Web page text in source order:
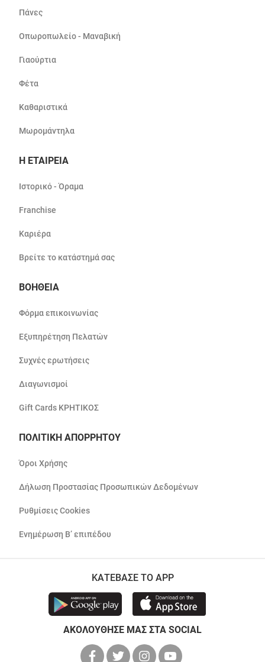
Πάνες
Οπωροπωλείο - Μαναβική
Γιαούρτια
Φέτα
Καθαριστικά
Μωρομάντηλα
Η ΕΤΑΙΡΕΙΑ
Ιστορικό - Όραμα
Franchise
Καριέρα
Βρείτε το κατάστημά σας
ΒΟΗΘΕΙΑ
Φόρμα επικοινωνίας
Εξυπηρέτηση Πελατών
Συχνές ερωτήσεις
Διαγωνισμοί
Gift Cards ΚΡΗΤΙΚΟΣ
ΠΟΛΙΤΙΚΗ ΑΠΟΡΡΗΤΟΥ
Όροι Χρήσης
Δήλωση Προστασίας Προσωπικών Δεδομένων
Ρυθμίσεις Cookies
Ενημέρωση Β’ επιπέδου
ΚΑΤΕΒΑΣΕ ΤΟ APP
ΑΚΟΛΟΥΘΗΣΕ ΜΑΣ ΣΤΑ SOCIAL